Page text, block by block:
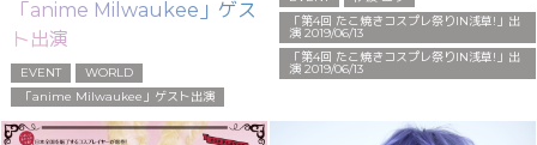
「anime Milwaukee」ゲス
ト出演
EVENT
WORLD
「anime Milwaukee」ゲスト出演
「第4回 たこ焼きコスプレ祭りIN浅草!」出
演 2019/06/13
「第4回 たこ焼きコスプレ祭りIN浅草!」出
演 2019/06/13